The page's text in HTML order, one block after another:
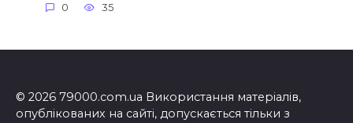
0 35
© 2026 79000.com.ua Використання матеріалів,
опублікованих на сайті, допускається тільки з